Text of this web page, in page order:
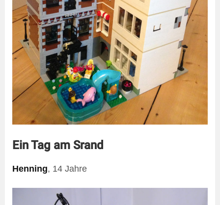
Ein Tag am Srand
Henning, 14 Jahre